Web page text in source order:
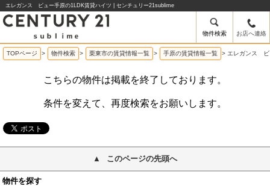
エレガンス ビュー手原の1LDK賃貸ハイツ | センチュリー21sublime
物件検索 お店へ連絡
TOPページ > 物件検索 > 栗東市の賃貸情報一覧 > 手原の賃貸情報一覧 > エレガンス ビ
こちらの物件は掲載を終了しております。
条件を変えて、再度検索をお願いします。
このページの先頭へ
物件を探す